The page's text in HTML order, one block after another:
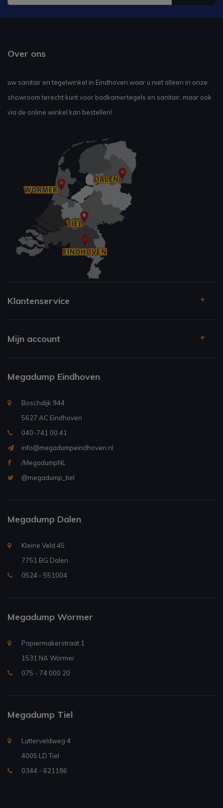
Over ons
uw sanitair en tegelwinkel in Eindhoven waar u niet alleen in onze
showroom terecht kunt voor badkamertegels en sanitair, maar ook
via de online winkel kan bestellen!
Klantenservice
Mijn account
Megadump Eindhoven
Boschdijk 944
5627 AC Eindhoven
040-741 00 41
info@megadumpeindhoven.nl
/MegadumpNL
@megadump_tiel
Megadump Dalen
Kleine Veld 45
7751 BG Dalen
0524 - 551004
Megadump Wormer
Papiermakerstraat 1
1531 NA Wormer
075 - 74 000 20
Megadump Tiel
Lutterveldweg 4
4005 LD Tiel
0344 - 621186